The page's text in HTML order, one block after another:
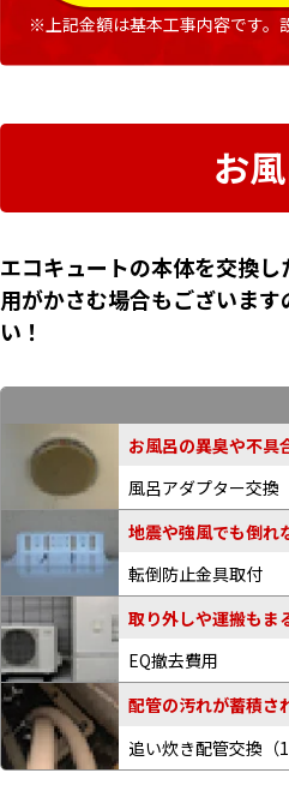
※上記金額は基本工事内容です。
お
エコキュートの本体を交換
用がかさむ場合もございま
い！
お風呂の異臭や不具
風呂アダプター交換
地震や強風でも倒れ
転倒防止金具取付
取り外しや運搬もま
EQ撤去費用
配管の汚れが蓄積さ
追い炊き配管交換